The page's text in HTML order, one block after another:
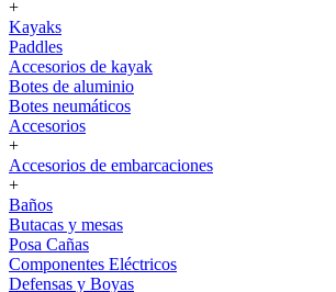
+
Kayaks
Paddles
Accesorios de kayak
Botes de aluminio
Botes neumáticos
Accesorios
+
Accesorios de embarcaciones
+
Baños
Butacas y mesas
Posa Cañas
Componentes Eléctricos
Defensas y Boyas